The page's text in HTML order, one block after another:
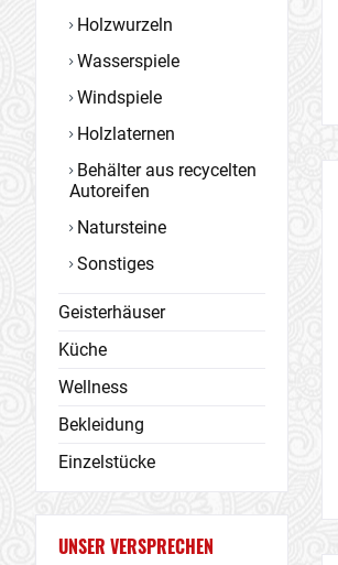
Holzwurzeln
Wasserspiele
Windspiele
Holzlaternen
Behälter aus recycelten
Autoreifen
Natursteine
Sonstiges
Geisterhäuser
Küche
Wellness
Bekleidung
Einzelstücke
UNSER VERSPRECHEN